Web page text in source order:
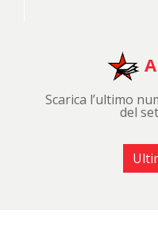
Scarica l’ultimo
del